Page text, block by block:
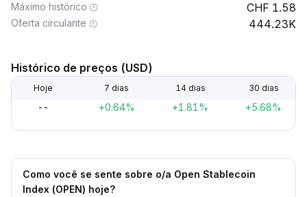
Máximo histórico 1.58
Oferta circulante 444.23K
Histórico de preços (USD)
Hoje 7 dias 14 dias 30 dias
-- +0.64% +1.81% +5.68%
Como você se sente sobre o/a Open Stablecoin
Index (OPEN) hoje?